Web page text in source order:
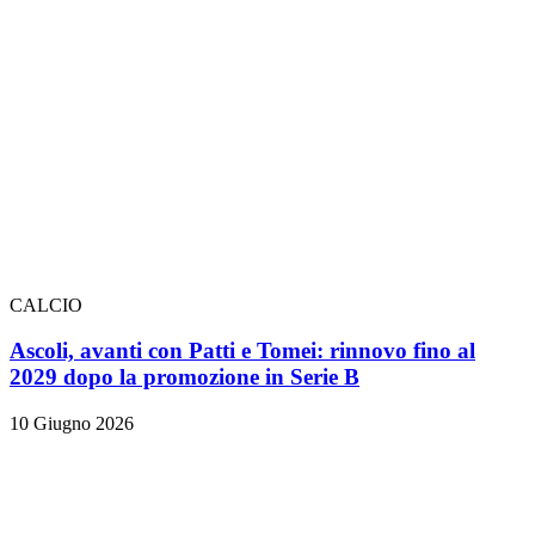
CALCIO
Ascoli, avanti con Patti e Tomei: rinnovo fino al
2029 dopo la promozione in Serie B
10 Giugno 2026